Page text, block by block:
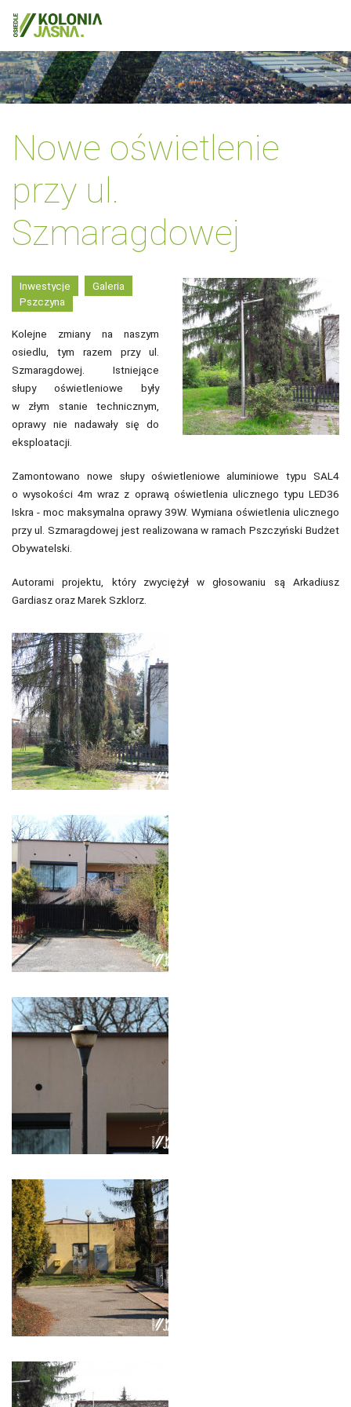
Nowe oświetlenie
przy ul.
Szmaragdowej
Inwestycje
Galeria
Pszczyna
Kolejne zmiany na naszym
osiedlu, tym razem przy ul.
Szmaragdowej. Istniejące
słupy oświetleniowe były
w złym stanie technicznym,
oprawy nie nadawały się do
eksploatacji.
Zamontowano nowe słupy oświetleniowe aluminiowe typu SAL4
o wysokości 4m wraz z oprawą oświetlenia ulicznego typu LED36
Iskra - moc maksymalna oprawy 39W. Wymiana oświetlenia ulicznego
przy ul. Szmaragdowej jest realizowana w ramach Pszczyński Budżet
Obywatelski.
Autorami projektu, który zwyciężył w głosowaniu są Arkadiusz
Gardiasz oraz Marek Szklorz.